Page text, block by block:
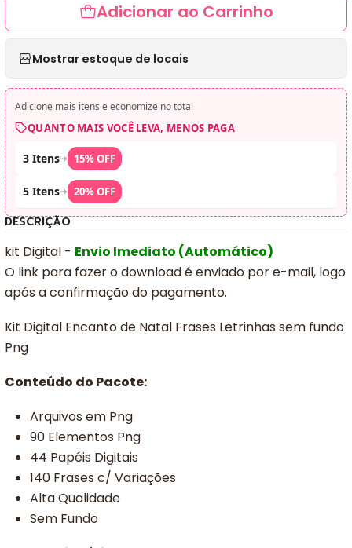
Adicionar ao Carrinho
Mostrar estoque de locais
Adicione mais itens e economize no total
QUANTO MAIS VOCÊ LEVA, MENOS PAGA
3 Itens➜ 15% OFF
5 Itens➜ 20% OFF
DESCRIÇÃO
kit Digital - Envio Imediato (Automático)
O link para fazer o download é enviado por e-mail, logo
após a confirmação do pagamento.
Kit Digital Encanto de Natal Frases Letrinhas sem fundo
Png
Conteúdo do Pacote:
Arquivos em Png
90 Elementos Png
44 Papéis Digitais
140 Frases c/ Variações
Alta Qualidade
Sem Fundo